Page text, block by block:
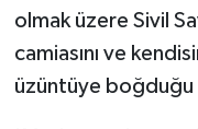
olmak üzere Sivil
camiasını ve
üzüntüye